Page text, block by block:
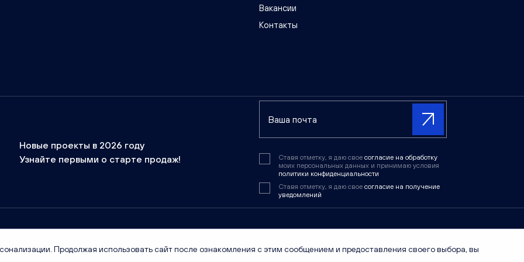
Вакансии
Контакты
Новые проекты в 2026 году
Узнайте первыми о старте продаж!
Ставя отметку, я даю свое согласие на обработку
моих персональных данных и принимаю условия
политики конфиденциальности
Ставя отметку, я даю свое согласие на получение
уведомлений
сроки и условия проведения акций необходимо уточнять у менеджеров отдела продаж или по телефону +7 (8332) 511-111. Все представленные
Продолжая использовать сайт после ознакомления с этим сообщением и предоставления своего выбора, вы